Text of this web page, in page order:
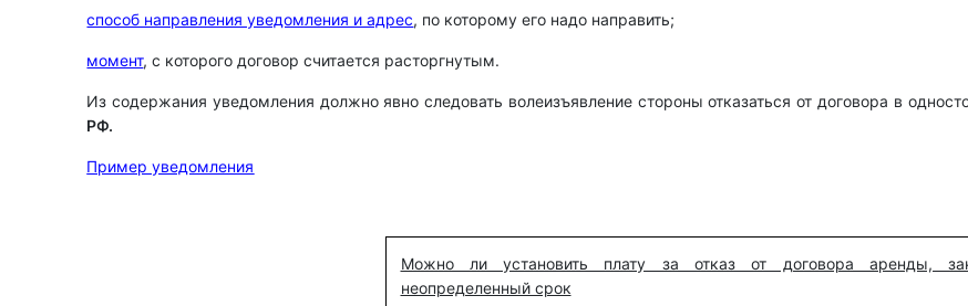
способ направления уведомления и адрес, по которому его надо направить;
момент, с которого договор считается расторгнутым.
Из содержания уведомления должно явно следовать волеизъявление стороны отказаться от договора в
РФ.
Пример уведомления
Можно ли установить плату за отказ от договора аренды,
неопределенный срок